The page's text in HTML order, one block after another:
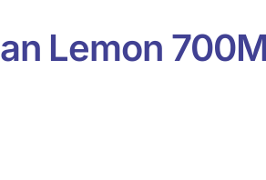
Lemon